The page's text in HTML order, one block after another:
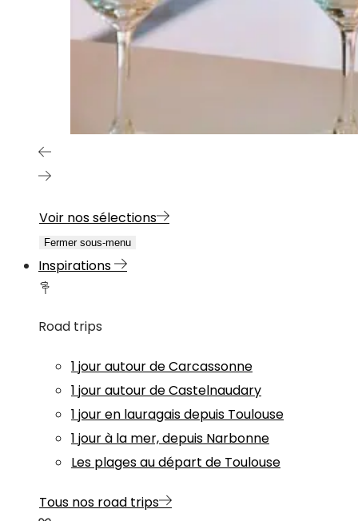
Voir nos sélections
Fermer sous-menu
Inspirations
Road trips
1 jour autour de Carcassonne
1 jour autour de Castelnaudary
1 jour en lauragais depuis Toulouse
1 jour à la mer, depuis Narbonne
Les plages au départ de Toulouse
Tous nos road trips